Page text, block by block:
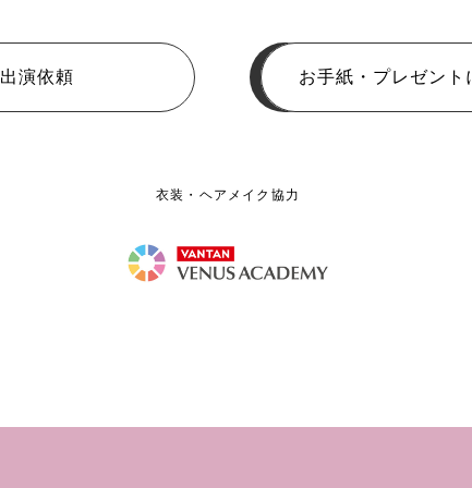
出演依頼 お手紙・プレゼント
衣装・ヘアメイク協力